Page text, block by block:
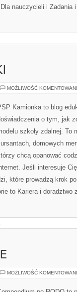
nauczycieli i Zadania
MOŻLIWOŚĆ
Kamionka to blog
o tym, jak
szkoły zdalnej. To
domowych
chcą opanować
Jeśli interesuje
które prowadzą krok
to Kariera i doradztwo
MOŻLIWOŚĆ